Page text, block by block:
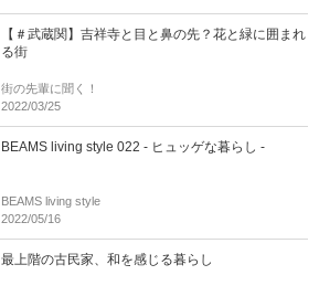
【＃武蔵関】吉祥寺と目と鼻の先？花と緑に囲まれ
る街
街の先輩に聞く！
2022/03/25
BEAMS living style 022 - ヒュッゲな暮らし -
BEAMS living style
2022/05/16
最上階の古民家、和を感じる暮らし